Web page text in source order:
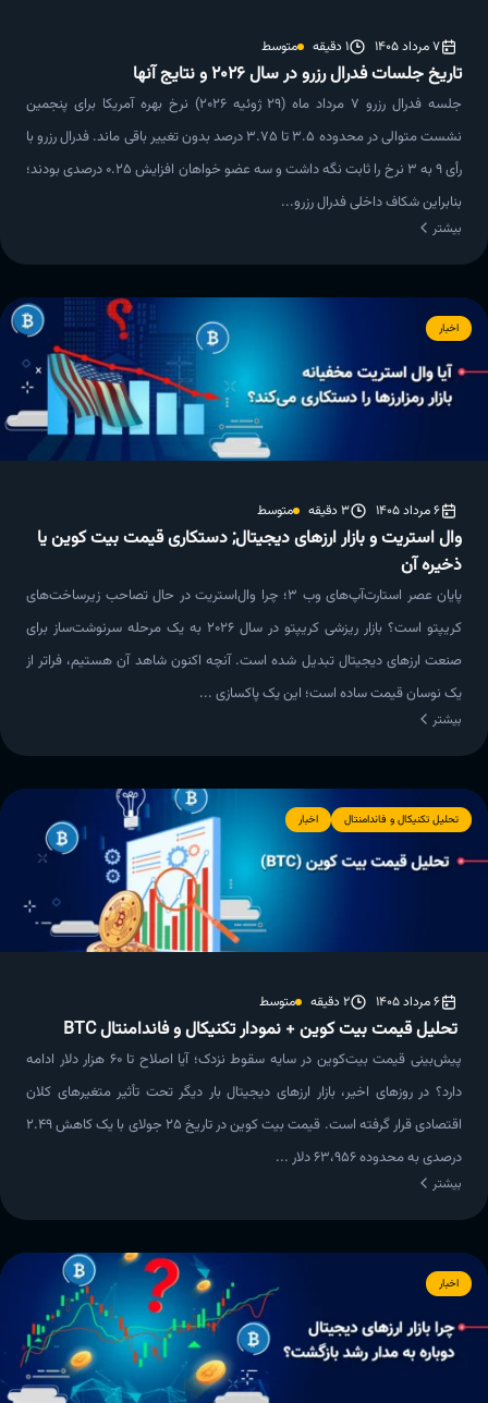
7 مرداد 1405 1 دقیقه متوسط
تاریخ جلسات فدرال رزرو در سال 2026 و نتایج آنها
جلسه فدرال رزرو 7 مرداد ماه (29 ژوئیه 2026) نرخ بهره آمریکا برای پنجمین
نشست متوالی در محدوده ۳.۵ تا ۳.۷۵ درصد بدون تغییر باقی ماند. فدرال رزرو با
رأی ۹ به ۳ نرخ را ثابت نگه داشت و سه عضو خواهان افزایش ۰.۲۵ درصدی بودند؛
بنابراین شکاف داخلی فدرال رزرو...
بیشتر
اخبار
6 مرداد 1405 3 دقیقه متوسط
وال استریت و بازار ارزهای دیجیتال; دستکاری قیمت بیت کوین یا
ذخیره آن
پایان عصر استارت‌آپ‌های وب 3؛ چرا وال‌استریت در حال تصاحب زیرساخت‌های
کریپتو است؟ بازار ریزشی کریپتو در سال 2026 به یک مرحله سرنوشت‌ساز برای
صنعت ارزهای دیجیتال تبدیل شده است. آنچه اکنون شاهد آن هستیم، فراتر از
یک نوسان قیمت ساده است؛ این یک پاکسازی ...
بیشتر
تحلیل تکنیکال و فاندامنتال اخبار
6 مرداد 1405 2 دقیقه متوسط
تحلیل قیمت بیت کوین + نمودار تکنیکال و فاندامنتال BTC
پیش‌بینی قیمت بیت‌کوین در سایه سقوط نزدک؛ آیا اصلاح تا ۶۰ هزار دلار ادامه
دارد؟ در روزهای اخیر، بازار ارزهای دیجیتال بار دیگر تحت تأثیر متغیرهای کلان
اقتصادی قرار گرفته است. قیمت بیت کوین در تاریخ ۲۵ جولای با یک کاهش ۲.۴۹
درصدی به محدوده ۶۳،۹۵۶ دلار ...
بیشتر
اخبار